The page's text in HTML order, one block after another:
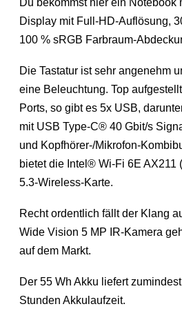
Du bekommst hier ein Notebook
Display mit Full-HD-Auflösung,
100 % sRGB Farbraum-
Die Tastatur ist sehr angenehm
eine Beleuchtung. Top
Ports, so gibt es 5x USB,
mit USB Type-C® 40 Gbit/s
und Kopfhörer-/Mikrofon-
bietet die Intel® Wi-Fi 6E AX211
5.3-Wireless-Karte.
Recht ordentlich fällt der Klang
Wide Vision 5 MP IR-Kamera
auf dem Markt.
Der 55 Wh Akku liefert
Stunden Akkulaufzeit.